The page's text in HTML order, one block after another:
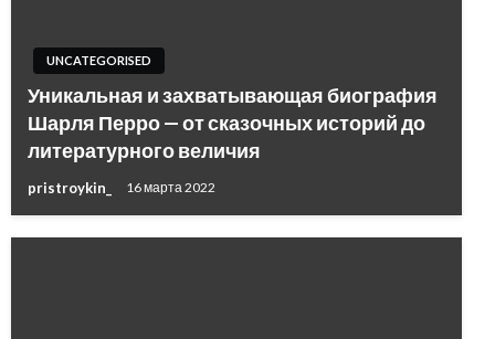
UNCATEGORISED
Уникальная и захватывающая биография
Шарля Перро — от сказочных историй до
литературного величия
pristroykin_ 16 марта 2022